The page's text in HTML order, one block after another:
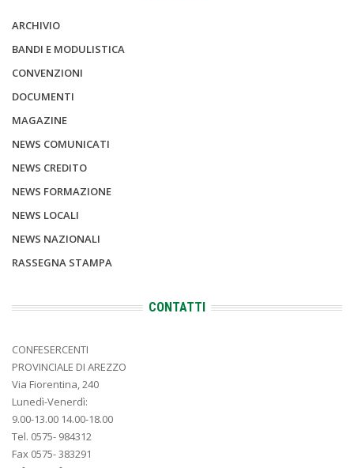
ARCHIVIO
BANDI E MODULISTICA
CONVENZIONI
DOCUMENTI
MAGAZINE
NEWS COMUNICATI
NEWS CREDITO
NEWS FORMAZIONE
NEWS LOCALI
NEWS NAZIONALI
RASSEGNA STAMPA
CONTATTI
CONFESERCENTI
PROVINCIALE DI AREZZO
Via Fiorentina, 240
Lunedì-Venerdì:
9.00-13.00 14.00-18.00
Tel. 0575- 984312
Fax 0575- 383291